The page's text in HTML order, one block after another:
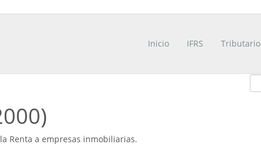
Inicio IFRS Tributario
Renta a empresas inmobiliarias.